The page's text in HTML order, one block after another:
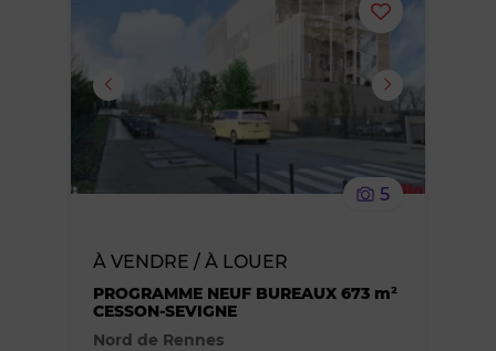
Ajouter
supprimer
le
5
À VENDRE / À LOUER
PROGRAMME NEUF BUREAUX 673 m²
CESSON-SEVIGNE
Nord de Rennes